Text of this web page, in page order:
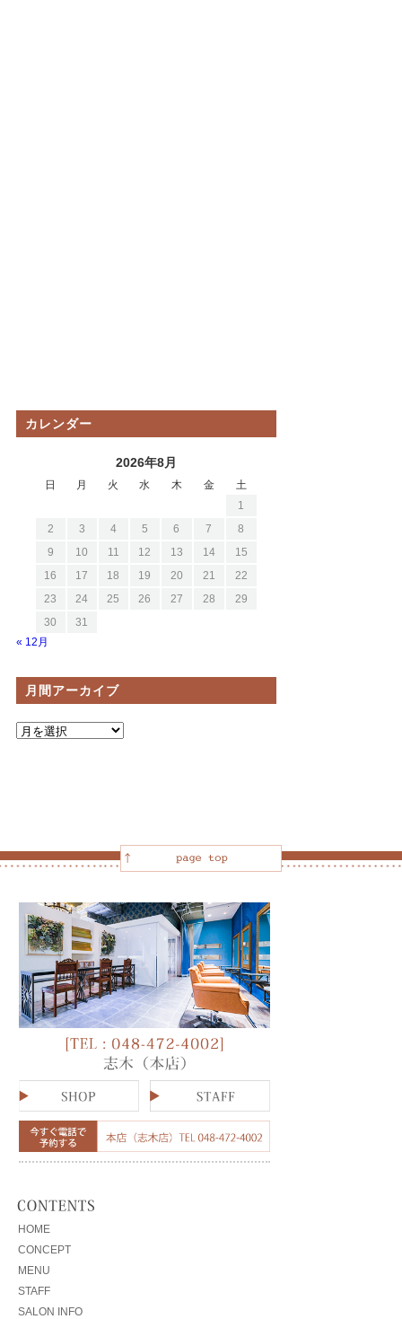
カレンダー
2026年8月
日 月 火 水 木 金
土
1
2
3 4 5 6 7
8
9
10 11 12 13 14
15
16
17 18 19 20 21
22
23
24 25 26 27 28
29
30
31
« 12月
月間アーカイブ
HOME
CONCEPT
MENU
STAFF
SALON INFO